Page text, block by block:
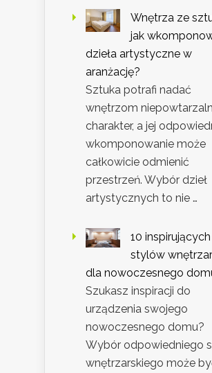
Wnętrza ze
jak
dzieła artystyczne w
aranżację?
Sztuka potrafi nadać
wnętrzom
charakter, a jej
wkomponowanie może
całkowicie odmienić
przestrzeń. Wybór dzieł
artystycznych to nie …
10 inspirujących
stylów
dla nowoczesnego
Szukasz inspiracji do
urządzenia swojego
nowoczesnego domu?
Wybór odpowiedniego
wnętrzarskiego może